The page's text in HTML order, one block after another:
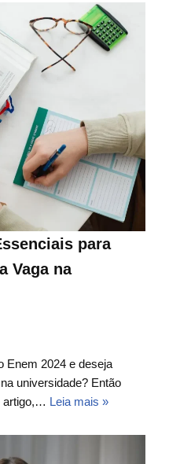
para
Vaga na
Enem 2024 e deseja
universidade? Então
artigo,… Leia mais »